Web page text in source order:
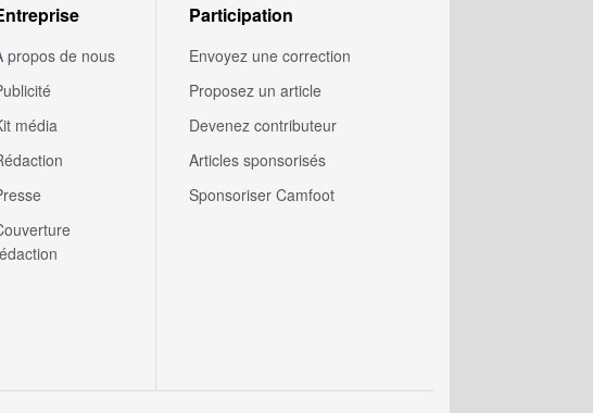
propos de nous
média
Participation
Envoyez une correction
Proposez un article
Devenez contributeur
Articles sponsorisés
Sponsoriser Camfoot